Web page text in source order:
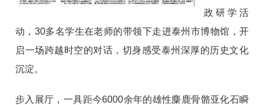
政研学活
动，30多名学生在老师的带领下走进泰州市博物馆，开
启一场跨越时空的对话，切身感受泰州深厚的历史文化
沉淀。
步入展厅，一具距今6000余年的雄性麋鹿骨骼亚化石瞬